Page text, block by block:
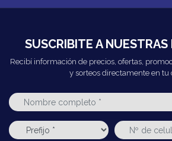
SUSCRIBITE A NUESTRAS
Recibí información de precios, ofertas,
y sorteos directamente en tu